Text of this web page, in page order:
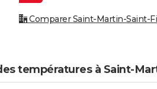
Comparer Saint-Martin-Saint-
températures à Saint-